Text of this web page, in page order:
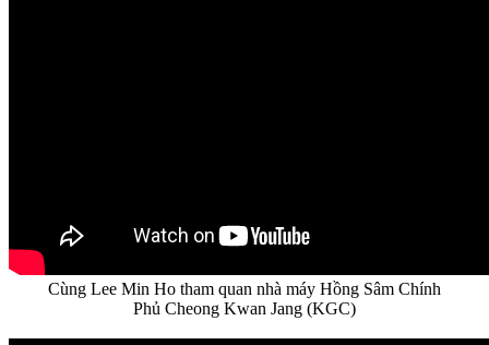
Cùng Lee Min Ho tham quan nhà máy Hồng Sâm Chính
Phủ Cheong Kwan Jang (KGC)